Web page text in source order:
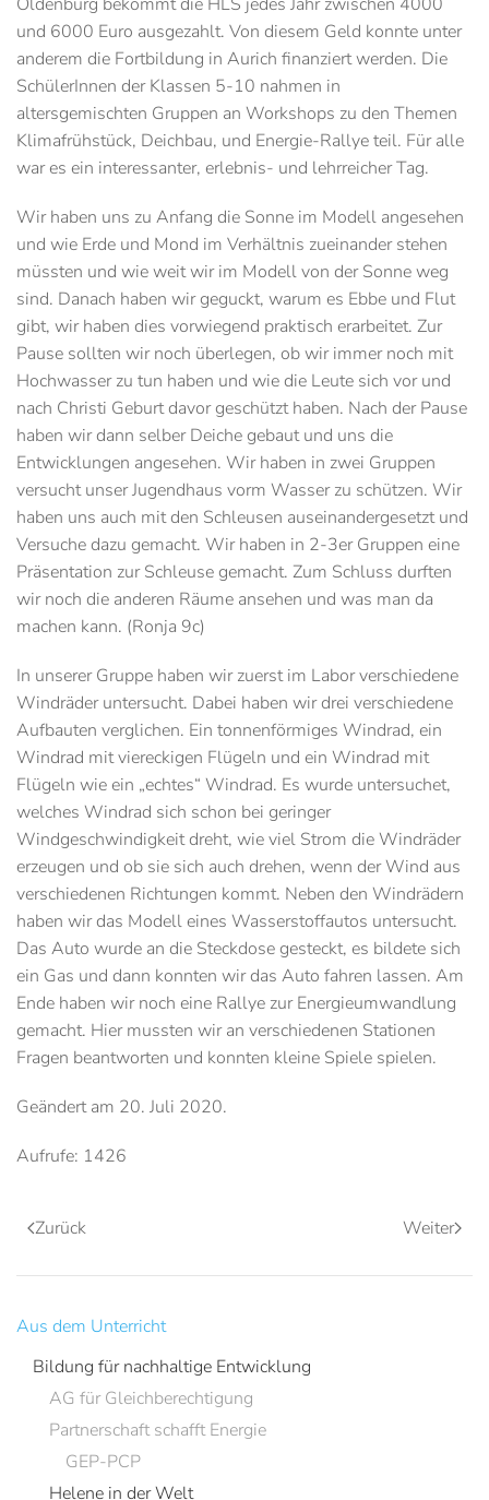
und 6000 Euro ausgezahlt. Von diesem Geld konnte unter
anderem die Fortbildung in Aurich finanziert werden. Die
SchülerInnen der Klassen 5-10 nahmen in
altersgemischten Gruppen an Workshops zu den Themen
Klimafrühstück, Deichbau, und Energie-Rallye teil. Für alle
war es ein interessanter, erlebnis- und lehrreicher Tag.
Wir haben uns zu Anfang die Sonne im Modell angesehen
und wie Erde und Mond im Verhältnis zueinander stehen
müssten und wie weit wir im Modell von der Sonne weg
sind. Danach haben wir geguckt, warum es Ebbe und Flut
gibt, wir haben dies vorwiegend praktisch erarbeitet. Zur
Pause sollten wir noch überlegen, ob wir immer noch mit
Hochwasser zu tun haben und wie die Leute sich vor und
nach Christi Geburt davor geschützt haben. Nach der Pause
haben wir dann selber Deiche gebaut und uns die
Entwicklungen angesehen. Wir haben in zwei Gruppen
versucht unser Jugendhaus vorm Wasser zu schützen. Wir
haben uns auch mit den Schleusen auseinandergesetzt und
Versuche dazu gemacht. Wir haben in 2-3er Gruppen eine
Präsentation zur Schleuse gemacht. Zum Schluss durften
wir noch die anderen Räume ansehen und was man da
machen kann. (Ronja 9c)
In unserer Gruppe haben wir zuerst im Labor verschiedene
Windräder untersucht. Dabei haben wir drei verschiedene
Aufbauten verglichen. Ein tonnenförmiges Windrad, ein
Windrad mit viereckigen Flügeln und ein Windrad mit
Flügeln wie ein „echtes“ Windrad. Es wurde untersuchet,
welches Windrad sich schon bei geringer
Windgeschwindigkeit dreht, wie viel Strom die Windräder
erzeugen und ob sie sich auch drehen, wenn der Wind aus
verschiedenen Richtungen kommt. Neben den Windrädern
haben wir das Modell eines Wasserstoffautos untersucht.
Das Auto wurde an die Steckdose gesteckt, es bildete sich
ein Gas und dann konnten wir das Auto fahren lassen. Am
Ende haben wir noch eine Rallye zur Energieumwandlung
gemacht. Hier mussten wir an verschiedenen Stationen
Fragen beantworten und konnten kleine Spiele spielen.
Geändert am 20. Juli 2020.
Aufrufe: 1426
Zurück Weiter
Aus dem Unterricht
Bildung für nachhaltige Entwicklung
AG für Gleichberechtigung
Partnerschaft schafft Energie
GEP-PCP
Helene in der Welt